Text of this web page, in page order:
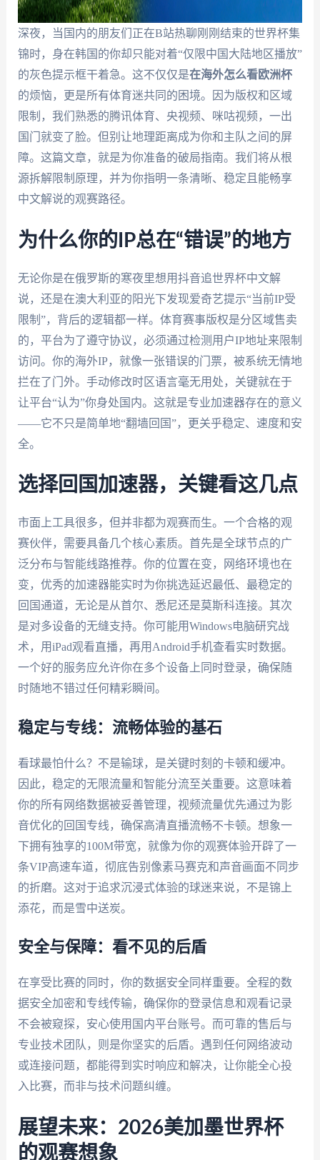
深夜，当国内的朋友们正在B站热聊刚刚结束的世界杯集
锦时，身在韩国的你却只能对着“仅限中国大陆地区播放”
的灰色提示框干着急。这不仅仅是在海外怎么看欧洲杯
的烦恼，更是所有体育迷共同的困境。因为版权和区域
限制，我们熟悉的腾讯体育、央视频、咪咕视频，一出
国门就变了脸。但别让地理距离成为你和主队之间的屏
障。这篇文章，就是为你准备的破局指南。我们将从根
源拆解限制原理，并为你指明一条清晰、稳定且能畅享
中文解说的观赛路径。
为什么你的IP总在“错误”的地方
无论你是在俄罗斯的寒夜里想用抖音追世界杯中文解
说，还是在澳大利亚的阳光下发现爱奇艺提示“当前IP受
限制”，背后的逻辑都一样。体育赛事版权是分区域售卖
的，平台为了遵守协议，必须通过检测用户IP地址来限制
访问。你的海外IP，就像一张错误的门票，被系统无情地
拦在了门外。手动修改时区语言毫无用处，关键就在于
让平台“认为”你身处国内。这就是专业加速器存在的意义
——它不只是简单地“翻墙回国”，更关乎稳定、速度和安
全。
选择回国加速器，关键看这几点
市面上工具很多，但并非都为观赛而生。一个合格的观
赛伙伴，需要具备几个核心素质。首先是全球节点的广
泛分布与智能线路推荐。你的位置在变，网络环境也在
变，优秀的加速器能实时为你挑选延迟最低、最稳定的
回国通道，无论是从首尔、悉尼还是莫斯科连接。其次
是对多设备的无缝支持。你可能用Windows电脑研究战
术，用iPad观看直播，再用Android手机查看实时数据。
一个好的服务应允许你在多个设备上同时登录，确保随
时随地不错过任何精彩瞬间。
稳定与专线：流畅体验的基石
看球最怕什么？不是输球，是关键时刻的卡顿和缓冲。
因此，稳定的无限流量和智能分流至关重要。这意味着
你的所有网络数据被妥善管理，视频流量优先通过为影
音优化的回国专线，确保高清直播流畅不卡顿。想象一
下拥有独享的100M带宽，就像为你的观赛体验开辟了一
条VIP高速车道，彻底告别像素马赛克和声音画面不同步
的折磨。这对于追求沉浸式体验的球迷来说，不是锦上
添花，而是雪中送炭。
安全与保障：看不见的后盾
在享受比赛的同时，你的数据安全同样重要。全程的数
据安全加密和专线传输，确保你的登录信息和观看记录
不会被窥探，安心使用国内平台账号。而可靠的售后与
专业技术团队，则是你坚实的后盾。遇到任何网络波动
或连接问题，都能得到实时响应和解决，让你能全心投
入比赛，而非与技术问题纠缠。
展望未来：2026美加墨世界杯
的观赛想象